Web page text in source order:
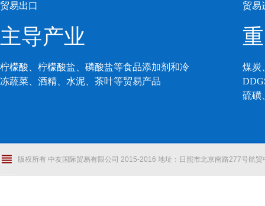
贸易出口
主导产业
柠檬酸、柠檬酸盐、磷酸盐等食品添加剂和冷
冻蔬菜、酒精、水泥、茶叶等贸易产品
贸易
煤炭
硫磺
版权所有 中友国际贸易有限公司 2015-2016 地址：日照市北京南路277号航贸